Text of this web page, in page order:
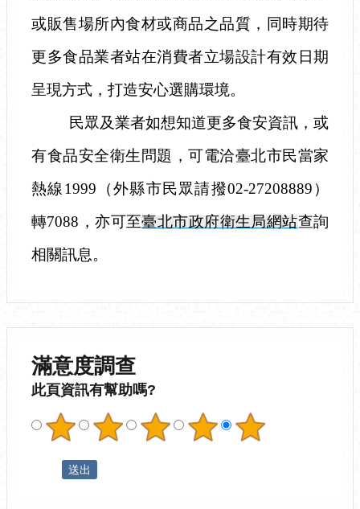
或販售場所內食材或商品之品質，同時期待
更多食品業者站在消費者立場設計有效日期
呈現方式，打造安心選購環境。
民眾及業者如想知道更多食安資訊，或
有食品安全衛生問題，可電洽臺北市民當家
熱線 1999 （外縣市民眾請撥02-27208889 ）
轉7088 ，亦可至臺北市政府衛生局網站查詢
相關訊息。
滿意度調查
此頁資訊有幫助嗎?